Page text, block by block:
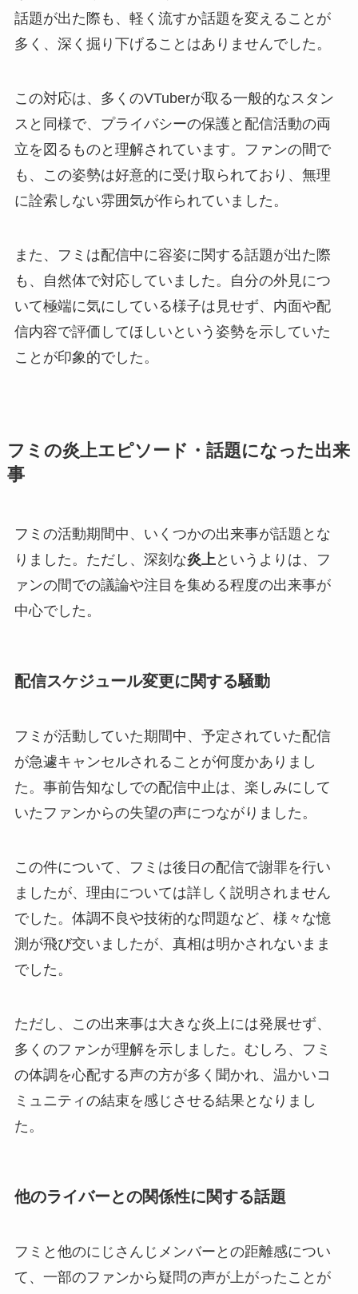
話題が出た際も、軽く流すか話題を変えることが
多く、深く掘り下げることはありませんでした。
この対応は、多くのVTuberが取る一般的なスタン
スと同様で、プライバシーの保護と配信活動の両
立を図るものと理解されています。ファンの間で
も、この姿勢は好意的に受け取られており、無理
に詮索しない雰囲気が作られていました。
また、フミは配信中に容姿に関する話題が出た際
も、自然体で対応していました。自分の外見につ
いて極端に気にしている様子は見せず、内面や配
信内容で評価してほしいという姿勢を示していた
ことが印象的でした。
フミ の炎上エピソード・話題になった出来
事
フミの活動期間中、いくつかの出来事が話題とな
りました。ただし、深刻な炎上 というよりは、フ
ァンの間での議論や注目を集める程度の出来事が
中心でした。
配信スケジュール変更に関する騒動
フミが活動していた期間中、予定されていた配信
が急遽キャンセルされることが何度かありまし
た。事前告知なしでの配信中止は、楽しみにして
いたファンからの失望の声につながりました。
この件について、フミは後日の配信で謝罪を行い
ましたが、理由については詳しく説明されません
でした。体調不良や技術的な問題など、様々な憶
測が飛び交いましたが、真相は明かされないまま
でした。
ただし、この出来事は大きな炎上には発展せず、
多くのファンが理解を示しました。むしろ、フミ
の体調を心配する声の方が多く聞かれ、温かいコ
ミュニティの結束を感じさせる結果となりまし
た。
他のライバーとの関係性に関する話題
フミと他のにじさんじメンバーとの距離感につい
て、一部のファンから疑問の声が上がったことが